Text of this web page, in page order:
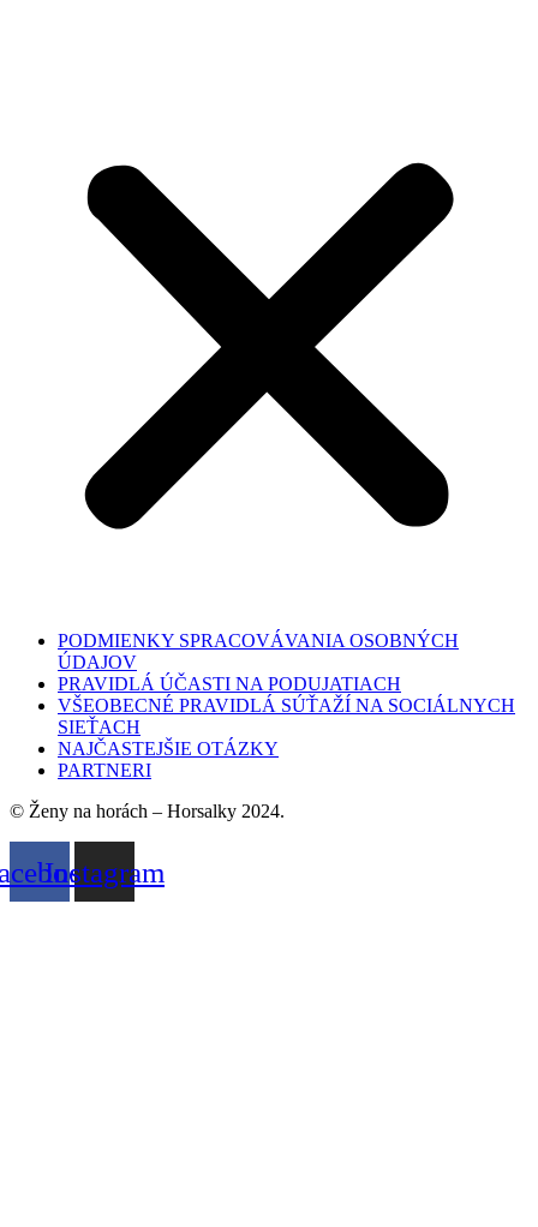
PODMIENKY SPRACOVÁVANIA OSOBNÝCH
ÚDAJOV
PRAVIDLÁ ÚČASTI NA PODUJATIACH
VŠEOBECNÉ PRAVIDLÁ SÚŤAŽÍ NA SOCIÁLNYCH
SIEŤACH
NAJČASTEJŠIE OTÁZKY
PARTNERI
© Ženy na horách – Horsalky 2024.
Instagram